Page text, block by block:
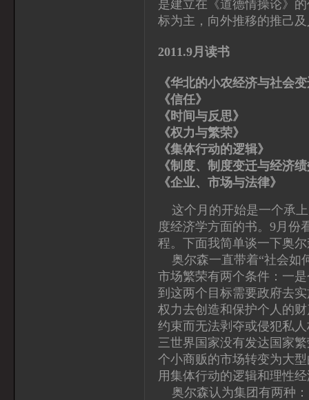
是建立在《道德情操论》
标为主，向外推移的推己
2011.9月读书
《华北的小农经济与社会
《信任》
《时间与反思
《权力与繁荣
《集体行动的逻辑
《制度、制度变迁与经济
《企业、市场与法
这个月的开始是一个承
度经济学方面的书。9月份
程。下面我简单谈一下奥
奥尔森一直带着“社会如
市场繁荣有两个条件：一
到这两个目标需要政府去
权力去创造和保护个人的
约束而无法剥夺或侵犯私
三世界国家没有发达国家
个小商贩的市场转变为大
用集体行动的逻辑和理性
奥尔森认为集团有两种：